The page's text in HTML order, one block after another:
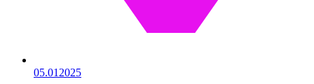
05.01 2025